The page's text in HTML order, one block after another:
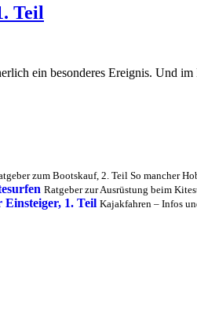
Teil
ein besonderes Ereignis. Und
zum Bootskauf, 2. Teil So mancher
Ratgeber zur Ausrüstung beim
1. Teil Kajakfahren – Infos